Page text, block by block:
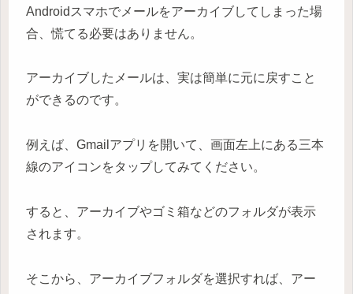
Androidスマホでメールをアーカイブしてしまった場
合、慌てる必要はありません。
アーカイブしたメールは、実は簡単に元に戻すこと
ができるのです。
例えば、Gmailアプリを開いて、画面左上にある三本
線のアイコンをタップしてみてください。
すると、アーカイブやゴミ箱などのフォルダが表示
されます。
そこから、アーカイブフォルダを選択すれば、アー